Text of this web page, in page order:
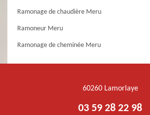
Ramonage de chaudière Meru
Ramoneur Meru
Ramonage de cheminée Meru
60260 Lamorlaye
03 59 28 22 98